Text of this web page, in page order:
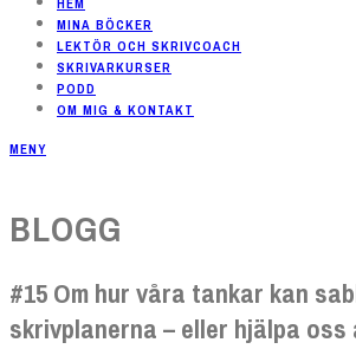
HEM
MINA BÖCKER
LEKTÖR OCH SKRIVCOACH
SKRIVARKURSER
PODD
OM MIG & KONTAKT
MENY
BLOGG
#15 Om hur våra tankar kan
skrivplanerna – eller hjälpa